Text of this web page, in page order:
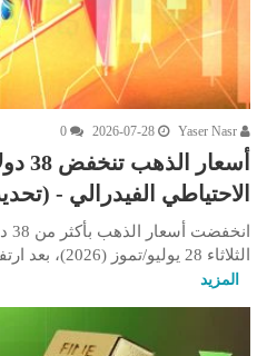
2026-07-28
0
الاحتياطي الفيدرالي -
الثلاثاء 28 يوليو/تموز (2026)، بعد ارتفاعها خلال الجلسة الماضية.…
المزيد